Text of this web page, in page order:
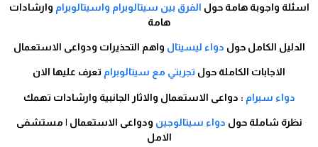
اسئلة واجوبة هامة حول الفرق بين سيتالوبرام واسيتالوبرام وارشادات
هامة
الدليل الكامل حول دواء ليسيتال واهم التحذيرات ودواعى الاستعمال
الاجابات الكاملة حول تجربتي مع سيتالوبرام تعرف عليها الان
دواء سبرام : دواعى الاستعمال والاثار الجانبية وارشادات تهمك
نظرة شاملة حول دواء سيتالوجين ودواعى الاستعمال | مستشفى
الامل